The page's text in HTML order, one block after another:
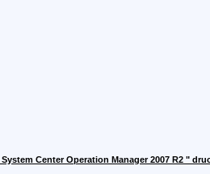
Center Operation Manager 2007 R2 "